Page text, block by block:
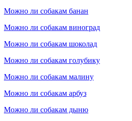
Можно ли собакам банан
Можно ли собакам виноград
Можно ли собакам шоколад
Можно ли собакам голубику
Можно ли собакам малину
Можно ли собакам арбуз
Можно ли собакам дыню